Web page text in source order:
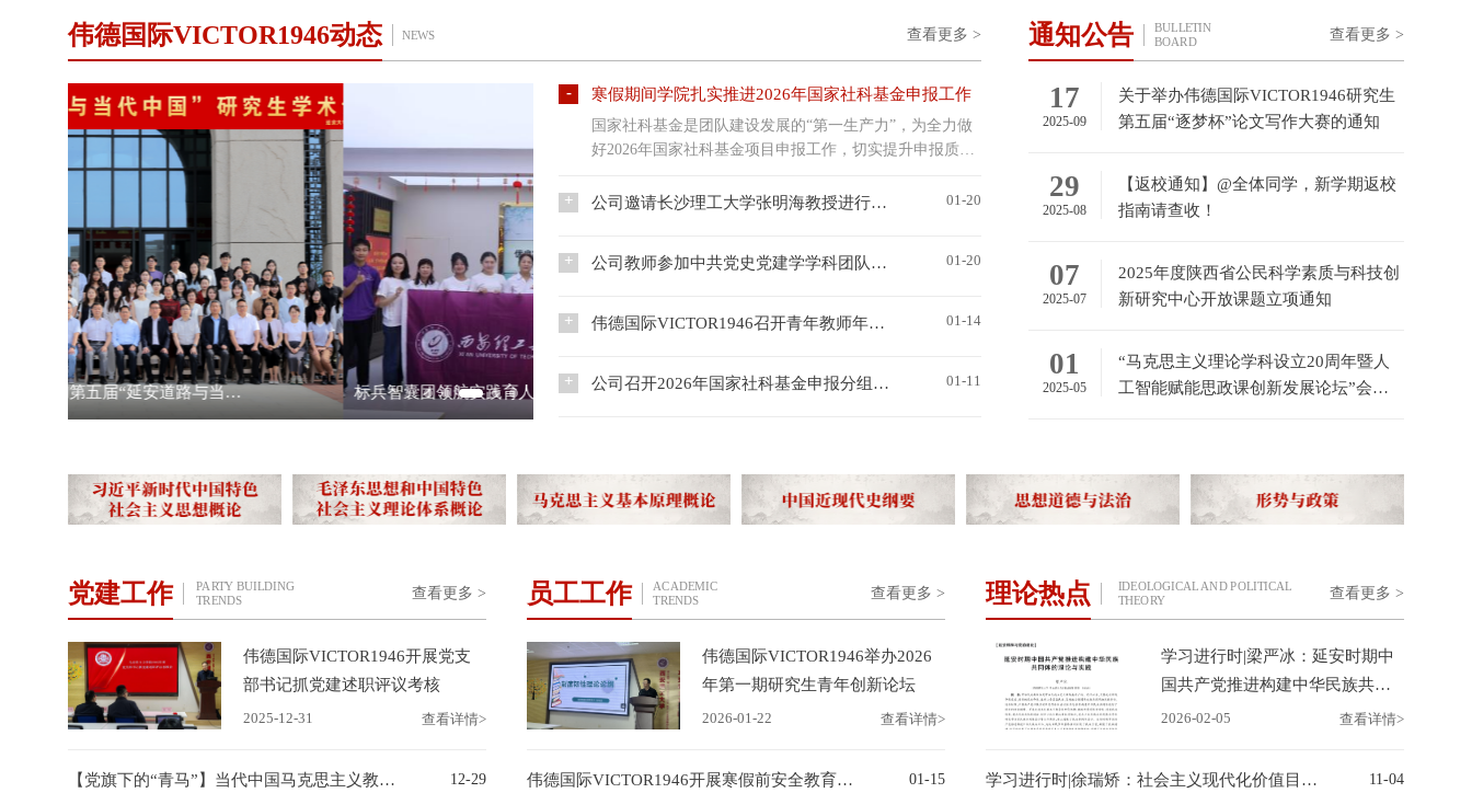
伟德国际VICTOR1946动态 NEWS 查看更多 >
标兵智囊团领航实践育人 家风赋能绘就基层治理新篇 伟德国际VICTOR1946更名十周年暨学院“十五五”高质量发展研讨会成功举行
寒假期间学院扎实推进2026年国家社科基金申报工作
国家社科基金是团队建设发展的“第一生产力”，为全力做
好2026年国家社科基金项目申报工作，切实提升申报质量
充分利用寒假时间窗口，以走访专家、专家辅导、团队攻
申报选题更贴合学术前沿与国家战略需求，学院于1月13
导...
公司邀请长沙理工大学张明海教授进行国家社科基金项目申报辅导 01-20
项目申报专题辅导活动，特邀长沙理工大学伟德国际
始，梁严冰经理代表学院对张明海教授的莅临指导表示热
金项目申报的筹备情况、整体目标及当前进展。他指出，
公司教师参加中共党史党建学学科团队研修班（第六期）学习培训 01-20
举办了中共党史党建学学科团队研修班（第六期），公司
党建学领域的学者，中国人民大学中共党史党建学院原经
伟德国际VICTOR1946召开青年教师年度工作汇报会 01-14
楼911会议室召开青年教师年度工作汇报会，学院共21位
根据人事处提出的全面了解青年教师工作情况，促进青年
教师成长发展的要求。参会青年教师通过PPT模式，分别
从教学、科研、公共服务及存在的问题与不足等四个方面
公司召开2026年国家社科基金申报分组论证会 01-11
路进行，采用分组研讨方式进行。各研究小组在前期选题
申报教师重点汇报了选题的变化与研究设计的初步框架；
随后...
通知公告
BULLETIN
BOARD
查看更多 >
17
2025-09
关于举办伟德国际VICTOR1946研究生
第五届“逐梦杯”论文写作大赛的通知
29
2025-08
【返校通知】@全体同学，新学期返校
指南请查收！
07
2025-07
2025年度陕西省公民科学素质与科技创
新研究中心开放课题立项通知
01
2025-05
“马克思主义理论学科设立20周年暨人
工智能赋能思政课创新发展论坛”会议
党建工作
PARTY BUILDING
TRENDS
查看更多 >
伟德国际VICTOR1946开展党支
部书记抓党建述职评议考核
2025-12-31 查看详情>
【党旗下的“青马”】当代中国马克思主义教研室党支部与马克思主义中国化研究生党支部联合举行党日活动 12-29
员工工作
ACADEMIC
TRENDS
查看更多 >
伟德国际VICTOR1946举办2026
年第一期研究生青年创新论坛
2026-01-22 查看详情>
伟德国际VICTOR1946开展寒假前安全教育暨安全网格员培训会 01-15
理论热点
IDEOLOGICAL AND POLITICAL
THEORY
查看更多 >
学习进行时|梁严冰：延安时期中
国共产党推进构建中华民族共同
体的理论与实践
2026-02-05 查看详情>
学习进行时|徐瑞矫：社会主义现代化价值目标提升与培育时代新人 11-04